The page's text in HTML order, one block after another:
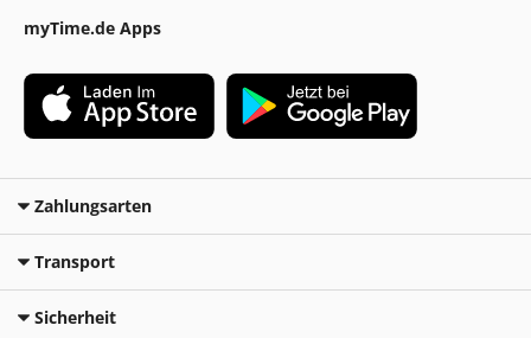
myTime.de Apps
Zahlungsarten
Transport
Sicherheit